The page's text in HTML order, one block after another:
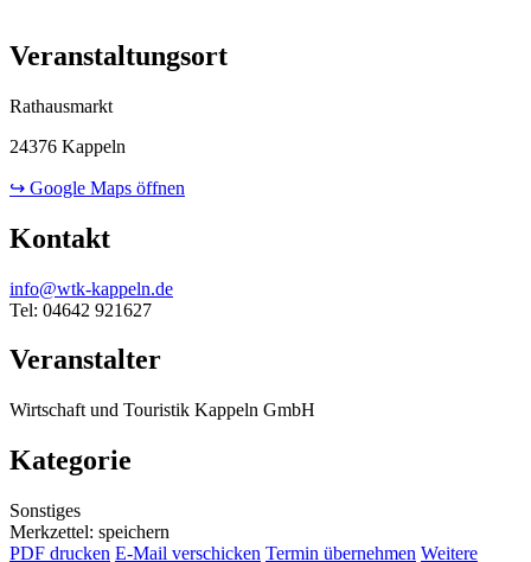
Veranstaltungsort
Rathausmarkt
24376 Kappeln
↪ Google Maps öffnen
Kontakt
info@wtk-kappeln.de
Tel: 04642 921627
Veranstalter
Wirtschaft und Touristik Kappeln GmbH
Kategorie
Sonstiges
Merkzettel: speichern
PDF drucken E-Mail verschicken Termin übernehmen Weitere